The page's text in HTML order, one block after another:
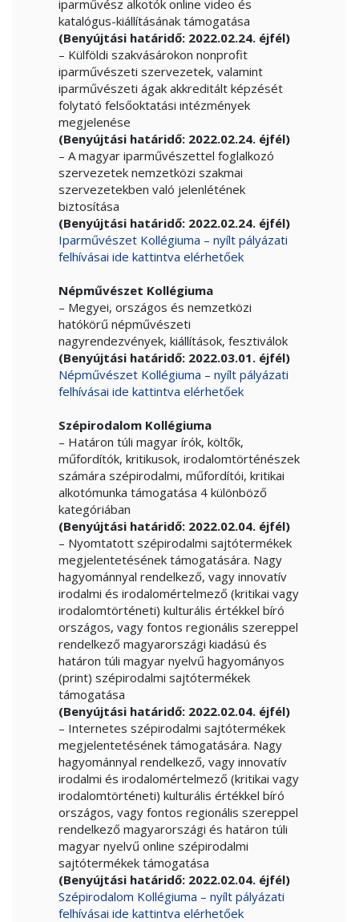
iparművész alkotók online video és
katalógus-kiállításának támogatása
(Benyújtási határidő: 2022.02.24. éjfél)
– Külföldi szakvásárokon nonprofit
iparművészeti szervezetek, valamint
iparművészeti ágak akkreditált képzését
folytató felsőoktatási intézmények
megjelenése
(Benyújtási határidő: 2022.02.24. éjfél)
– A magyar iparművészettel foglalkozó
szervezetek nemzetközi szakmai
szervezetekben való jelenlétének
biztosítása
(Benyújtási határidő: 2022.02.24. éjfél)
Iparművészet Kollégiuma – nyílt pályázati
felhívásai ide kattintva elérhetőek
Népművészet Kollégiuma
– Megyei, országos és nemzetközi
hatókörű népművészeti
nagyrendezvények, kiállítások, fesztiválok
(Benyújtási határidő: 2022.03.01. éjfél)
Népművészet Kollégiuma – nyílt pályázati
felhívásai ide kattintva elérhetőek
Szépirodalom Kollégiuma
– Határon túli magyar írók, költők,
műfordítók, kritikusok, irodalomtörténészek
számára szépirodalmi, műfordítói, kritikai
alkotómunka támogatása 4 különböző
kategóriában
(Benyújtási határidő: 2022.02.04. éjfél)
– Nyomtatott szépirodalmi sajtótermékek
megjelentetésének támogatására. Nagy
hagyománnyal rendelkező, vagy innovatív
irodalmi és irodalomértelmező (kritikai vagy
irodalomtörténeti) kulturális értékkel bíró
országos, vagy fontos regionális szereppel
rendelkező magyarországi kiadású és
határon túli magyar nyelvű hagyományos
(print) szépirodalmi sajtótermékek
támogatása
(Benyújtási határidő: 2022.02.04. éjfél)
– Internetes szépirodalmi sajtótermékek
megjelentetésének támogatására. Nagy
hagyománnyal rendelkező, vagy innovatív
irodalmi és irodalomértelmező (kritikai vagy
irodalomtörténeti) kulturális értékkel bíró
országos, vagy fontos regionális szereppel
rendelkező magyarországi és határon túli
magyar nyelvű online szépirodalmi
sajtótermékek támogatása
(Benyújtási határidő: 2022.02.04. éjfél)
Szépirodalom Kollégiuma – nyílt pályázati
felhívásai ide kattintva elérhetőek